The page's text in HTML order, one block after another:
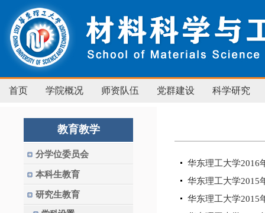
首页 学院概况 师资队伍 党群建设 科学研究
教育教学
分学位委员会
本科生教育
研究生教育
华东理工大学2016
华东理工大学2015
华东理工大学2015